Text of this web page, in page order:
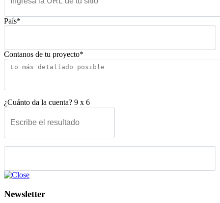
País*
Contanos de tu proyecto*
¿Cuánto da la cuenta? 9 x 6
Please leave this field empty.
Newsletter